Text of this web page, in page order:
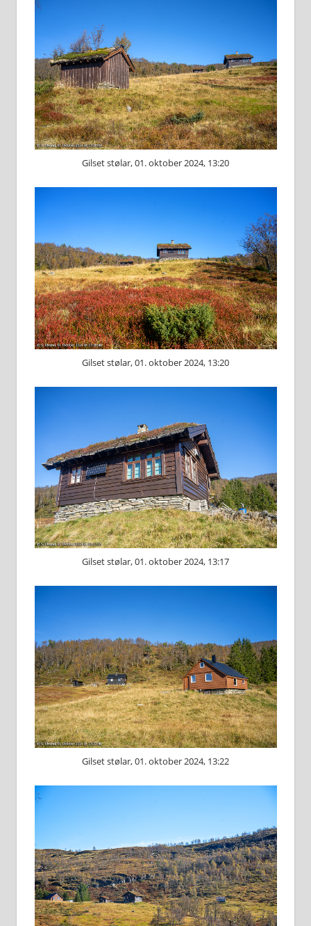
Gilset stølar, 01. oktober 2024, 13:20
Gilset stølar, 01. oktober 2024, 13:20
Gilset stølar, 01. oktober 2024, 13:17
Gilset stølar, 01. oktober 2024, 13:22